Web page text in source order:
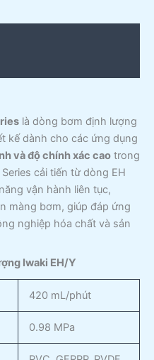
là dòng bơm định lượng
kế dành cho các ứng dụng
và độ chính xác cao trong
cải tiến từ dòng EH
vận hành liên tục,
màng bơm, giúp đáp ứng
nghiệp hóa chất và sản
Iwaki EH/Y
420 mL/phút
0.98 MPa